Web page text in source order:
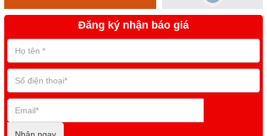
Đăng ký nhận báo giá